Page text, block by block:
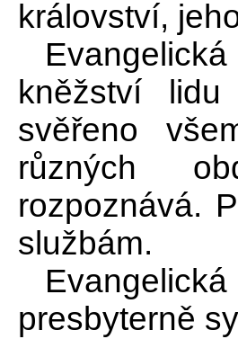
království,
kněžství
svěřeno
různých
rozpoznává.
službám.
presbyterně